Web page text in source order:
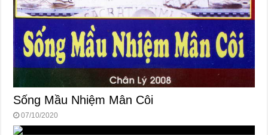
Sống Mầu Nhiệm Mân Côi
07/10/2020